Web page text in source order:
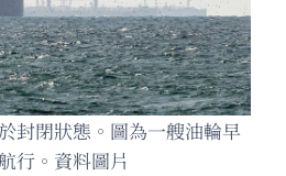
封閉狀態。圖為一艘油輪早
行。資料圖片